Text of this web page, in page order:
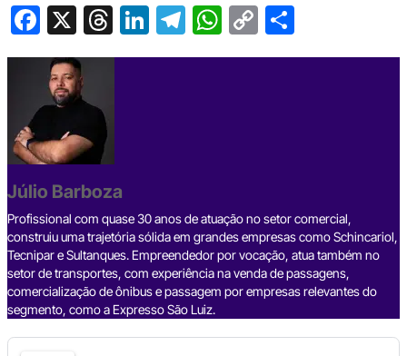
F
a
c
e
b
o
o
k
X T
hr
s
Li
n
T
el
W
h
C
o
S
h
Júlio Barboza
Profissional com quase 30 anos de atuação no setor comercial,
construiu uma trajetória sólida em grandes empresas como Schincariol,
Tecnipar e Sultanques. Empreendedor por vocação, atua também no
setor de transportes, com experiência na venda de passagens,
comercialização de ônibus e passagem por empresas relevantes do
segmento, como a Expresso São Luiz.